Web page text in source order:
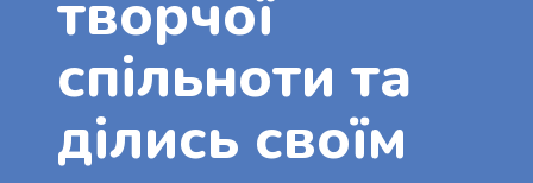
спільноти та
ділись своїм